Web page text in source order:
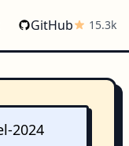
GitHub 15.3k